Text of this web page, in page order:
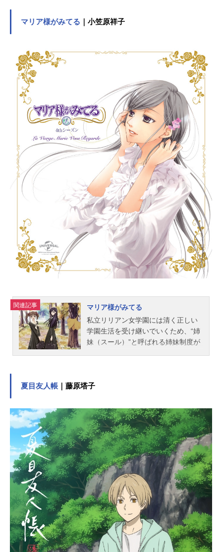
近都会から引っ越してきた前原圭
良くなった。一番の仲良しで世話好
きなレナ、リーダー格で委員長の魅
音、トラップの達人で下級生の沙都
子、古手神社の娘であり、不思議な
雰囲気の持ち主の梨花・・・仲間と
の他愛のない日常を過ごしていた。
それは、永遠に続くかに思えた。毎
年6月に行われる祭、「綿流し」。そ
う、その日も楽しい一日になるはず
だった。雛見沢にまつわる、ひとつ
の謎を知るまでは・・・。祭りの日
に、繰り返される惨劇。毎年、一人
が死に、一人が行方不明になるとい
う、数年前から始まる連続怪死事
件。事件の真相は？犯人は？圭一
は、好奇心から村の闇へと足を踏み
入れてしまう。その日を境に、圭一
の周りが少しづつ、だが、確実に変
わりはじめる。そう、すべて
が・・・。ひぐらしのなく声だけが
変わらず、雛見沢に、少し、早めの
ひぐらし...
マリア様がみてる ｜小笠原祥子
関連記事
マリア様がみてる
私立リリアン女学園には清く正しい
学園生活を受け継いでいくため、“姉
妹（スール）”と呼ばれる姉妹制度が
公祐巳は山百合会のお姉さまと姉妹
から突然の姉妹宣言をされ・・。作
品名マリア様がみてる放送形態TVア
ニメシリーズマリア様がみてるスケ
ジュール2004年1月7日（水）～2004
年3月31日（水）テレビ東京ほか話数
全13話キャスト福沢祐巳：植田佳奈
小笠原祥子：伊藤美紀水野蓉子：篠
原恵美島津由乃：池澤春菜支倉令：
伊藤静鳥居江利子：生天目仁美藤堂
志摩子：能登麻美子佐藤聖：豊口め
ぐみ武嶋蔦子：佐藤利奈築山三奈
子：甲斐田裕子山口真美：斎藤千和
柏木優：檜山修之福沢祐麒：市来光
弘蟹名静：りの桂：下屋則子山村先
夏目友人帳 ｜藤原塔子